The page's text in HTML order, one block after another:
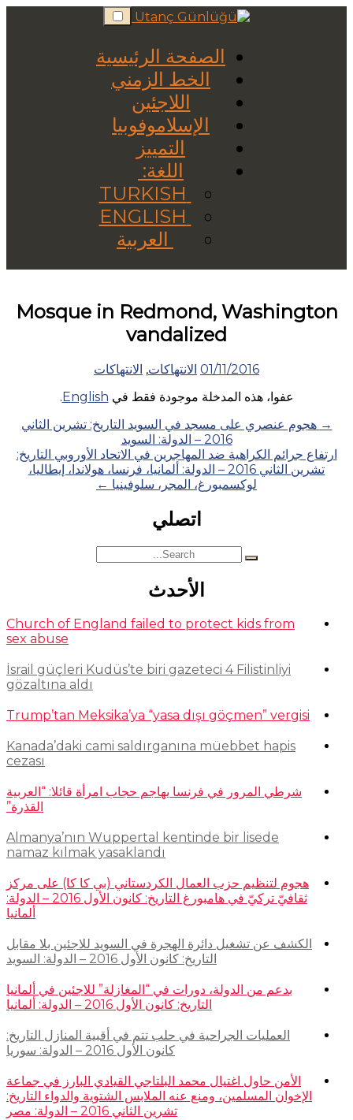
Skip
to
الصفحة الرئيسية
الخط الزمني
اللاجئين
الإسلاموفوبيا
التمييز
اللغة:
العربية
Mosque in Redmond, Washington
vandalized
01/11/2016 الانتهاكات, الانتهاكات
عفوا، هذه المدخلة موجودة فقط في English
.
Posts
navigation
→ هجوم عنصري على مسجد في السويد التاريخ: تشرين الثاني
2016 – الدولة: السويد
ارتفاع جرائم الكراهية ضد المهاجرين في الاتحاد الأوروبي التاريخ:
تشرين الثاني 2016 – الدولة: ألمانيا، فرنسا، هولاندا، إيطاليا،
لوكسمبورغ، المجر، سلوفينيا ←
اتصلي
Search
for:
الأحدث
Church of England failed to protect kids from
sex abuse
İsrail güçleri Kudüs’te biri gazeteci 4 Filistinliyi
gözaltına aldı
Trump’tan Meksika’ya “yasa dışı göçmen” vergisi
Kanada’daki cami saldırganına müebbet hapis
cezası
شرطي المرور في فرنسا يهاجم حجاب امرأة قائلا: “العربية
القذرة”
Almanya’nın Wuppertal kentinde bir lisede
namaz kılmak yasaklandı
هجوم لتنظيم حزب العمال الكردستاني (بي كا كا) على مركز
ثقافيّ تركيّ في هامبورغ التاريخ: كانون الأول 2016 – الدولة:
ألمانيا
الكشف عن تشغيل دائرة الهجرة في السويد للاجئين بلا مقابل
التاريخ: كانون الأول 2016 – الدولة: السويد
بدعم من الدولة، دورات في “المغازلة” للاجئين في ألمانيا
التاريخ: كانون الأول 2016 – الدولة: ألمانيا
العمليات الجراحية في حلب تتم في أقبية المنازل التاريخ:
كانون الأول 2016 – الدولة: سوريا
الأمن حاول اغتيال محمد البلتاجي القيادي البارز في جماعة
الإخوان المسلمين، ومنع عنه الملابس الشتوية والدواء التاريخ:
تشرين الثاني 2016 – الدولة: مصر